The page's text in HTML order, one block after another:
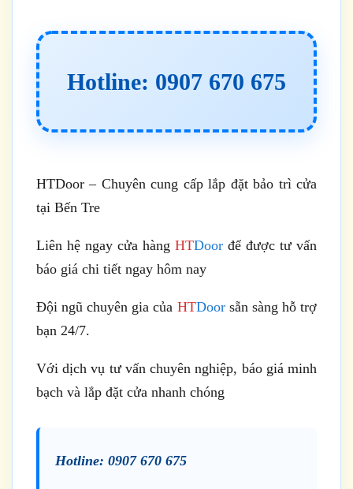
Hotline: 0907 670 675
HTDoor – Chuyên cung cấp lắp đặt bảo trì cửa
tại Bến Tre
Liên hệ ngay cửa hàng HTDoor để được tư vấn
báo giá chi tiết ngay hôm nay
Đội ngũ chuyên gia của HTDoorsẵn sàng hỗ trợ
bạn 24/7.
Với dịch vụ tư vấn chuyên nghiệp, báo giá minh
bạch và lắp đặt cửa nhanh chóng
Hotline: 0907 670 675